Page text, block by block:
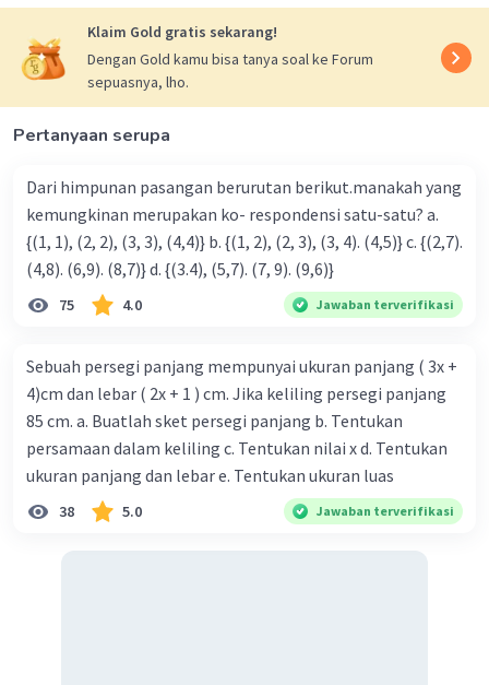
Klaim Gold gratis sekarang!
Dengan Gold kamu bisa tanya soal ke Forum
sepuasnya, lho.
Pertanyaan serupa
Dari himpunan pasangan berurutan berikut.manakah yang
kemungkinan merupakan ko- respondensi satu-satu? a.
{(1, 1), (2, 2), (3, 3), (4,4)} b. {(1, 2), (2, 3), (3, 4). (4,5)} c. {(2,7).
(4,8). (6,9). (8,7)} d. {(3.4), (5,7). (7, 9). (9,6)}
75 4.0 Jawaban terverifikasi
Sebuah persegi panjang mempunyai ukuran panjang ( 3x +
4)cm dan lebar ( 2x + 1 ) cm. Jika keliling persegi panjang
85 cm. a. Buatlah sket persegi panjang b. Tentukan
persamaan dalam keliling c. Tentukan nilai x d. Tentukan
ukuran panjang dan lebar e. Tentukan ukuran luas
38 5.0 Jawaban terverifikasi